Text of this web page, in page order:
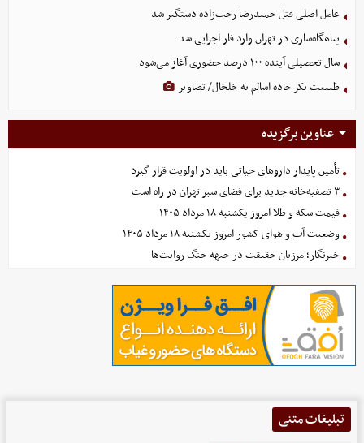
عامل اصلی قتل حمیدرضا رجب‌زاده دستگیر شد
پناهگاه‌سازی در تهران وارد فاز اجرایی شد
سال تحصیلی آینده ۱۰۰ درصد حضوری آغاز می‌شود
طبیعت بکر جاده اسالم به خلخال/ تصاویر
عناوین برگزیده
تأمین پایدار داروهای حیاتی باید در اولویت قرار گیرد
۳ تصفیه‌خانه جدید برای فضای سبز تهران در راه است
قیمت سکه و طلا امروز یکشنبه ۱۸ مرداد ۱۴۰۵
وضعیت آب و هوای کشور امروز یکشنبه ۱۸ مرداد ۱۴۰۵
خبرنگار؛ مرزبان حقیقت در جبهه جنگ روایت‌ها
تبلیغات متنی